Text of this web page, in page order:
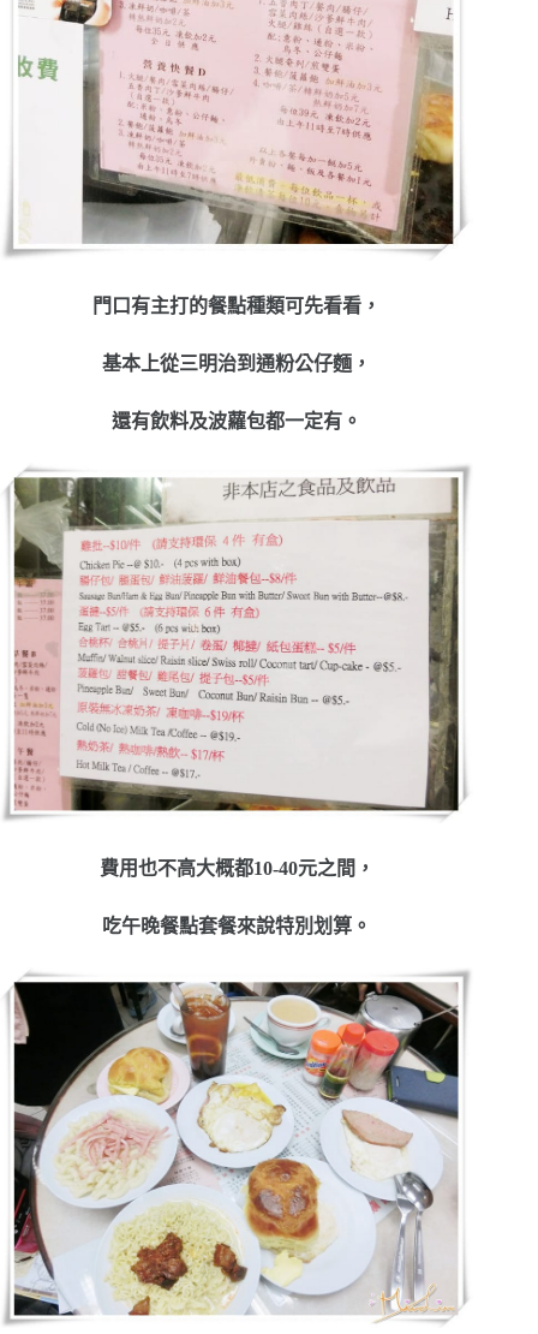
門口有主打的餐點種類可先看看，
基本上從三明治到通粉公仔麵，
還有飲料及波蘿包都一定有。
費用也不高大概都10-40元之間，
吃午晚餐點套餐來說特別划算。